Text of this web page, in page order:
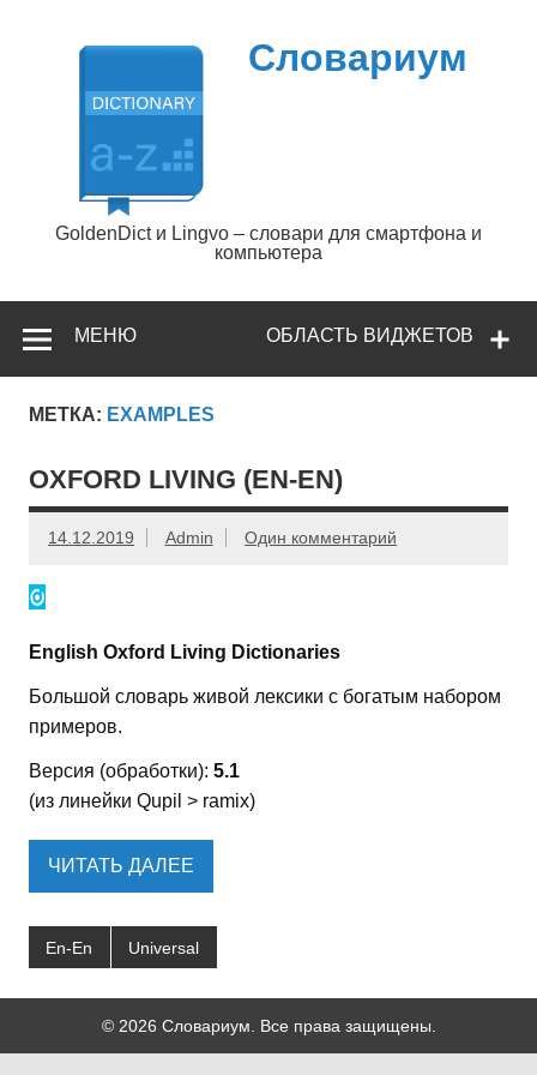
содержимому
Словариум
GoldenDict и Lingvo – словари для смартфона и
компьютера
ОБЛАСТЬ ВИДЖЕТОВ
МЕНЮ
МЕТКА: EXAMPLES
OXFORD LIVING (EN-EN)
14.12.2019 Admin Один комментарий
English Oxford Living Dictionaries
Большой словарь живой лексики с богатым набором
примеров.
Версия (обработки): 5.1
(из линейки Qupil > ramix)
ЧИТАТЬ ДАЛЕЕ
En-En Universal
© 2026 Словариум. Все права защищены.